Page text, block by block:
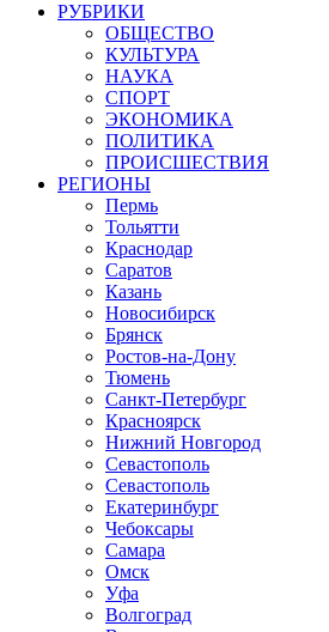
РУБРИКИ
ОБЩЕСТВО
КУЛЬТУРА
НАУКА
СПОРТ
ЭКОНОМИКА
ПОЛИТИКА
ПРОИСШЕСТВИЯ
РЕГИОНЫ
Пермь
Тольятти
Краснодар
Саратов
Казань
Новосибирск
Брянск
Ростов-на-Дону
Тюмень
Санкт-Петербург
Красноярск
Нижний Новгород
Севастополь
Севастополь
Екатеринбург
Чебоксары
Самара
Омск
Уфа
Волгоград